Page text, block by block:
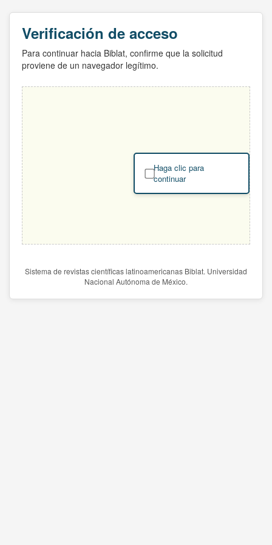
Verificación de acceso
Para continuar hacia Biblat, confirme que la solicitud
proviene de un navegador legítimo.
Haga clic para
continuar
Sistema de revistas científicas latinoamericanas Biblat. Universidad
Nacional Autónoma de México.